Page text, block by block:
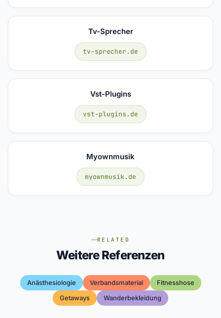
Tv-Sprecher
tv-sprecher.de
Vst-Plugins
vst-plugins.de
Myownmusik
myownmusik.de
RELATED
Weitere Referenzen
Anästhesiologie Verbandsmaterial
Fitnesshose
Getaways
Wanderbekleidung